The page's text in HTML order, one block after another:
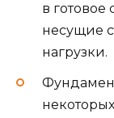
в
несущие
нагрузки.